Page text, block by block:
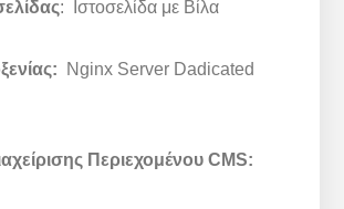
: Ιστοσελίδα με Βίλα
Nginx Server Dadicated
Περιεχομένου CMS: